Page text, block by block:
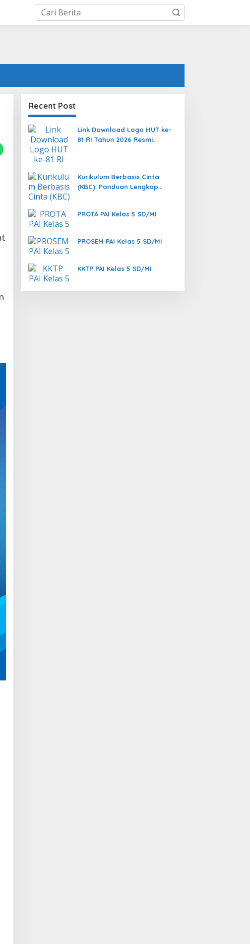
Recent Post
Link Download Logo HUT ke-
81 RI Tahun 2026 Resmi
Kurikulum Berbasis Cinta
(KBC): Panduan Lengkap
PROTA PAI Kelas 5 SD/MI
PROSEM PAI Kelas 5 SD/MI
KKTP PAI Kelas 5 SD/MI